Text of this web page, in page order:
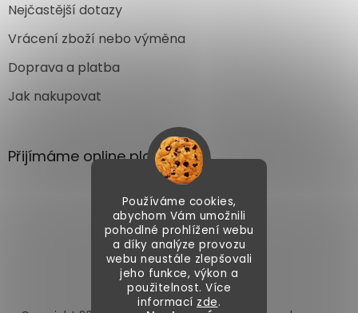
Používáme cookies,
abychom Vám umožnili
pohodlné prohlížení webu
a díky analýze provozu
webu neustále zlepšovali
jeho funkce, výkon a
použitelnost. Více
informací zde.
Nejčastější dotazy
Vrácení zboží nebo výměna
Doprava a platba
Jak nakupovat
Přijímáme online platby
Vytvořil Shoptet